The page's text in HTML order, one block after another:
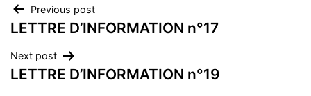
Post
navigation
Previous post
LETTRE D’INFORMATION n°17
Next post
LETTRE D’INFORMATION n°19